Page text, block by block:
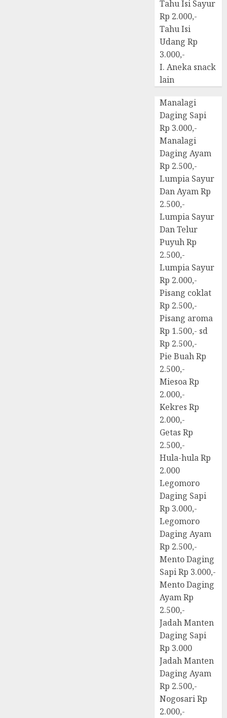
Tahu Isi Sayur
Rp 2.000,-
Tahu Isi
Udang Rp
3.000,-
I. Aneka snack
lain
Manalagi
Daging Sapi
Rp 3.000,-
Manalagi
Daging Ayam
Rp 2.500,-
Lumpia Sayur
Dan Ayam Rp
2.500,-
Lumpia Sayur
Dan Telur
Puyuh Rp
2.500,-
Lumpia Sayur
Rp 2.000,-
Pisang coklat
Rp 2.500,-
Pisang aroma
Rp 1.500,- sd
Rp 2.500,-
Pie Buah Rp
2.500,-
Miesoa Rp
2.000,-
Kekres Rp
2.000,-
Getas Rp
2.500,-
Hula-hula Rp
2.000
Legomoro
Daging Sapi
Rp 3.000,-
Legomoro
Daging Ayam
Rp 2.500,-
Mento Daging
Sapi Rp 3.000,-
Mento Daging
Ayam Rp
2.500,-
Jadah Manten
Daging Sapi
Rp 3.000
Jadah Manten
Daging Ayam
Rp 2.500,-
Nogosari Rp
2.000,-